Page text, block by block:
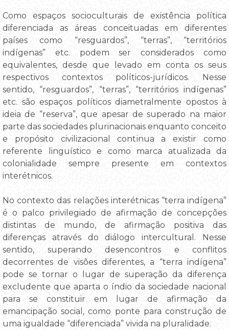
Como espaços socioculturais de existência política
diferenciada as áreas conceituadas em diferentes
países como “resguardos”, “terras”, “territórios
indígenas” etc. podem ser considerados como
equivalentes, desde que levado em conta os seus
respectivos contextos políticos-jurídicos. Nesse
sentido, “resguardos”, “terras”, “territórios indígenas”
etc. são espaços políticos diametralmente opostos à
ideia de “reserva”, que apesar de superado na maior
parte das sociedades plurinacionais enquanto conceito
e propósito civilizacional continua a existir como
referente linguístico e como marca atualizada da
colonialidade sempre presente em contextos
interétnicos.
No contexto das relações interétnicas “terra indígena”
é o palco privilegiado de afirmação de concepções
distintas de mundo, de afirmação positiva das
diferenças através do diálogo intercultural. Nesse
sentido, superando desencontros e conflitos
decorrentes de visões diferentes, a “terra indígena”
pode se tornar o lugar de superação da diferença
excludente que aparta o índio da sociedade nacional
para se constituir em lugar de afirmação da
emancipação social, como ponte para construção de
uma igualdade “diferenciada” vivida na pluralidade.